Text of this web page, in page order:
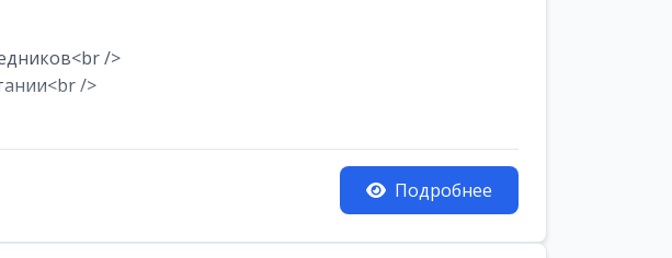
/>
/>
Подробнее